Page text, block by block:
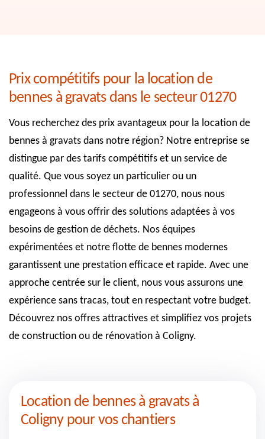
Prix compétitifs pour la location de
bennes à gravats dans le secteur 01270
Vous recherchez des prix avantageux pour la location de
bennes à gravats dans notre région? Notre entreprise se
distingue par des tarifs compétitifs et un service de
qualité. Que vous soyez un particulier ou un
professionnel dans le secteur de 01270, nous nous
engageons à vous offrir des solutions adaptées à vos
besoins de gestion de déchets. Nos équipes
expérimentées et notre flotte de bennes modernes
garantissent une prestation efficace et rapide. Avec une
approche centrée sur le client, nous vous assurons une
expérience sans tracas, tout en respectant votre budget.
Découvrez nos offres attractives et simplifiez vos projets
de construction ou de rénovation à Coligny.
Location de bennes à gravats à
Coligny pour vos chantiers